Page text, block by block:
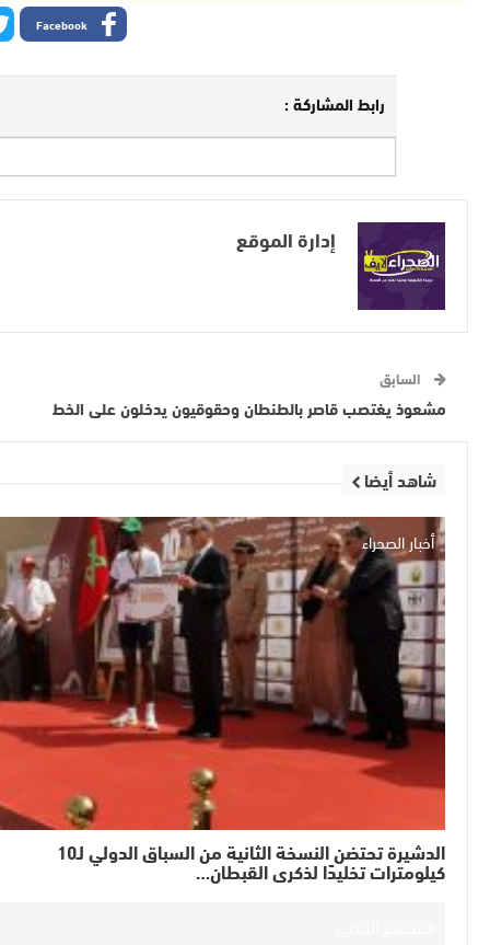
Facebook
رابط المشاركة :
إدارة الموقع
السابق
مشعوذ يغتصب قاصر بالطنطان وحقوقيون يدخلون على الخط
شاهد أيضا
أخبار الصحراء
الدشيرة تحتضن النسخة الثانية من السباق الدولي لـ10
كيلومترات تخليدًا لذكرى القبطان…